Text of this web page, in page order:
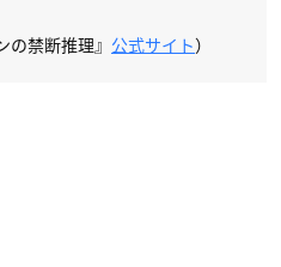
の禁断推理』 公式サイト）